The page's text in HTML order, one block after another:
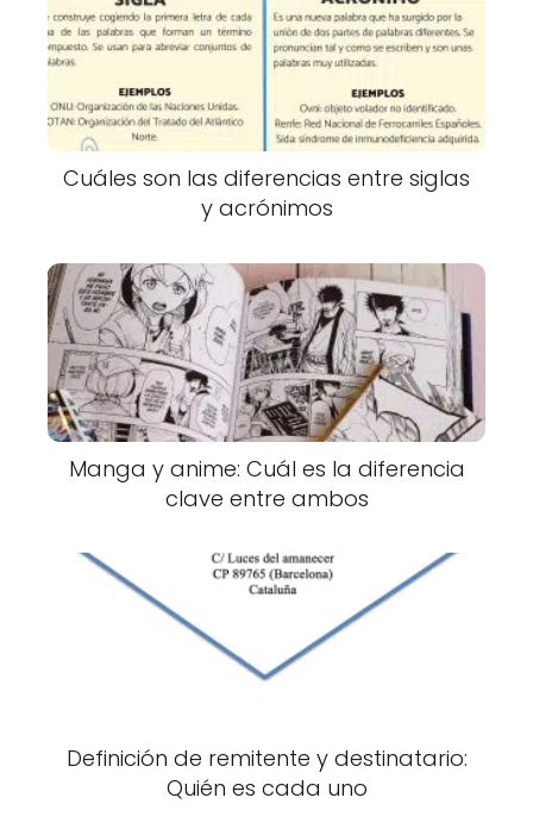
Cuáles son las diferencias entre siglas
y acrónimos
Manga y anime: Cuál es la diferencia
clave entre ambos
Definición de remitente y destinatario:
Quién es cada uno